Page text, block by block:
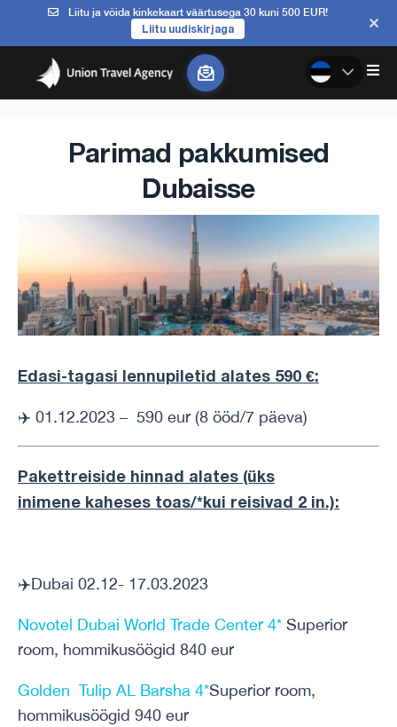
Liitu ja võida kinkekaart väärtusega 30 kuni 500 EUR!
Liitu uudiskirjaga
Parimad pakkumised
Dubaisse
Edasi-tagasi lennupiletid alates 590 €:
✈️ 01.12.2023 – 590 eur (8 ööd/7 päeva)
Pakettreiside hinnad alates (üks
inimene kaheses toas/*kui reisivad 2 in.):
✈️Dubai 02.12- 17.03.2023
Novotel Dubai World Trade Center 4* Superior
room, hommikusöögid 840 eur
Golden Tulip AL Barsha 4*Superior room,
hommikusöögid 940 eur